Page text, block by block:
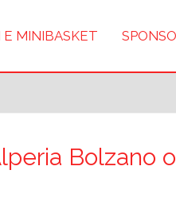
E MINIBASKET
Bolzano